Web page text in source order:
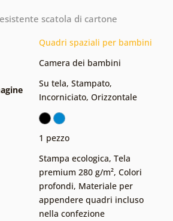
scatola di cartone
Quadri spaziali per bambini
Camera dei bambini
Su tela, Stampato,
Incorniciato, Orizzontale
1 pezzo
Stampa ecologica, Tela
premium 280 g/m², Colori
profondi, Materiale per
appendere quadri incluso
nella confezione